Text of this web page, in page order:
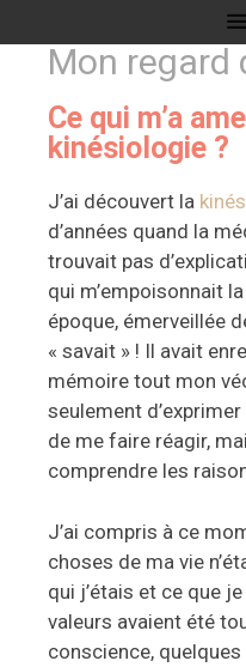
Mon regard
Ce qui m’a
kinésiologie ?
J’ai découvert la
d’années quand la
trouvait pas
qui m’empoisonnait
époque, émerveillée
« savait » ! Il avait
mémoire tout mon
seulement
de me faire réagir,
comprendre les
J’ai compris à ce
choses de ma vie
qui j’étais et ce que
valeurs avaient été
conscience,